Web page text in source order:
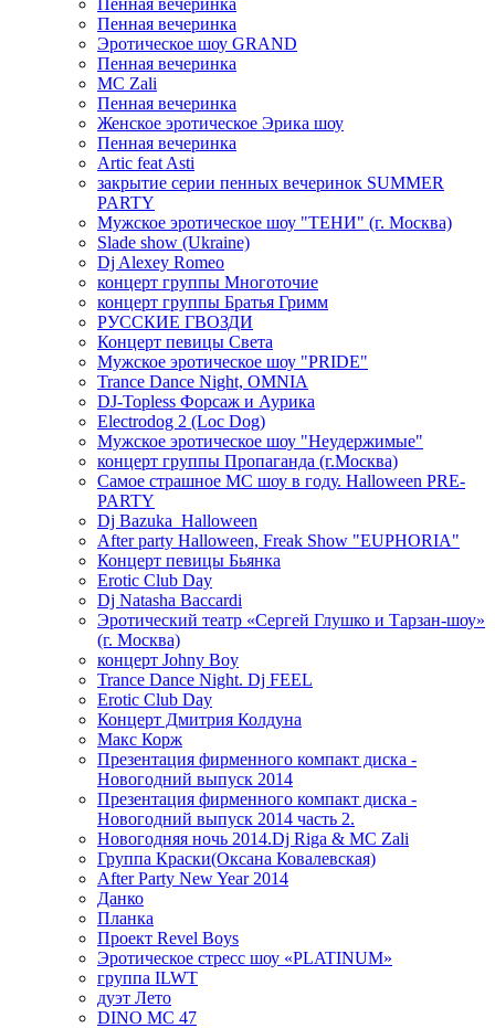
Пенная вечеринка
Пенная вечеринка
Эротическое шоу GRAND
Пенная вечеринка
MC Zali
Пенная вечеринка
Женское эротическое Эрика шоу
Пенная вечеринка
Artic feat Asti
закрытие серии пенных вечеринок SUMMER
PARTY
Мужское эротическое шоу "ТЕНИ" (г. Москва)
Slade show (Ukraine)
Dj Alexey Romeo
концерт группы Многоточие
концерт группы Братья Гримм
РУССКИЕ ГВОЗДИ
Концерт певицы Света
Мужское эротическое шоу "PRIDE"
Trance Dance Night, OMNIA
DJ-Topless Форсаж и Аурика
Electrodog 2 (Loc Dog)
Мужское эротическое шоу "Неудержимые"
концерт группы Пропаганда (г.Москва)
Самое страшное МС шоу в году. Halloween PRE-
PARTY
Dj Bazuka_Halloween
After party Halloween, Freak Show "EUPHORIA"
Концерт певицы Бьянка
Erotic Club Day
Dj Natasha Baccardi
Эротический театр «Сергей Глушко и Тарзан-шоу»
(г. Москва)
концерт Johny Boy
Trance Dance Night. Dj FEEL
Erotic Club Day
Концерт Дмитрия Колдуна
Макс Корж
Презентация фирменного компакт диска -
Новогодний выпуск 2014
Презентация фирменного компакт диска -
Новогодний выпуск 2014 часть 2.
Новогодняя ночь 2014.Dj Riga & MC Zali
Группа Краски(Оксана Ковалевская)
After Party New Year 2014
Данко
Планка
Проект Revel Boys
Эротическое стресс шоу «PLATINUM»
группа ILWT
дуэт Лето
DINO MC 47